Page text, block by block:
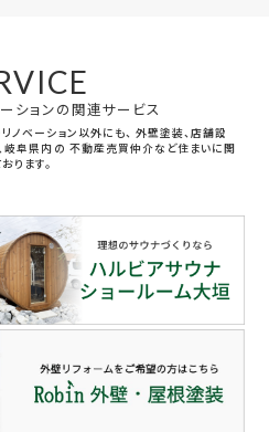
ーションの関連サービス
ノベーション以外にも、 外壁塗装、店舗設
岐阜県内の 不動産売買仲介など住まいに関
ります。